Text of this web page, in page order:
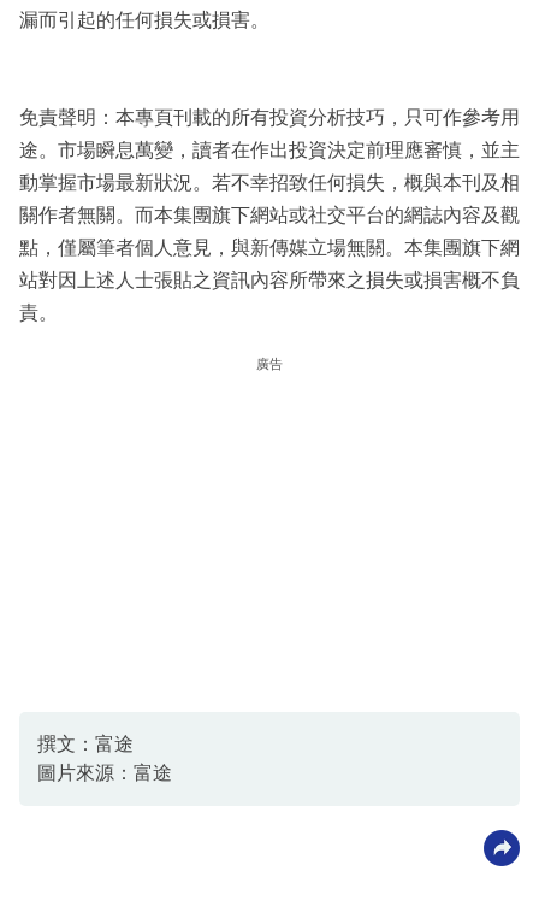
漏而引起的任何損失或損害。
免責聲明：本專頁刊載的所有投資分析技巧，只可作參考用
途。市場瞬息萬變，讀者在作出投資決定前理應審慎，並主
動掌握市場最新狀況。若不幸招致任何損失，概與本刊及相
關作者無關。而本集團旗下網站或社交平台的網誌內容及觀
點，僅屬筆者個人意見，與新傳媒立場無關。本集團旗下網
站對因上述人士張貼之資訊內容所帶來之損失或損害概不負
責。
廣告
撰文：富途
圖片來源：富途